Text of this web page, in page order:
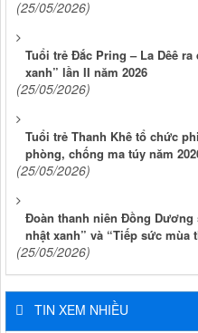
(25/05/2026)
Tuổi trẻ Đắc Pring – La Dêê
xanh” lần II năm 2026
(25/05/2026)
Tuổi trẻ Thanh Khê tổ chức
phòng, chống ma túy năm
(25/05/2026)
Đoàn thanh niên Đồng
nhật xanh” và “Tiếp sức mùa
(25/05/2026)
TIN XEM NHIỀU